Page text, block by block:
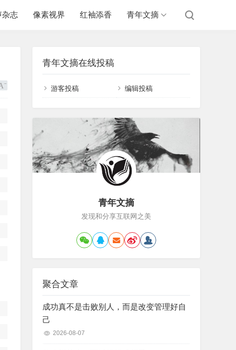
杂志 像素视界 红袖添香 青年文摘
青年文摘在线投稿
游客投稿 编辑投稿
青年文摘
发现和分享互联网之美
聚合文章
成功真不是击败别人，而是改变管理好自
己
2026-08-07